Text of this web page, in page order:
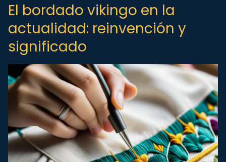
El bordado vikingo en la
actualidad: reinvención y
significado